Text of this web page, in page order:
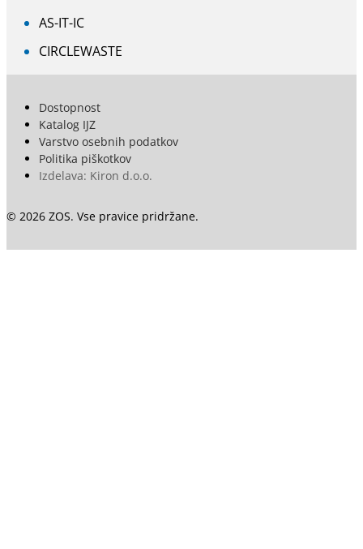
AS-IT-IC
CIRCLEWASTE
© 2026 ZOS. Vse pravice pridržane.
Dostopnost
Katalog IJZ
Varstvo osebnih podatkov
Politika piškotkov
Izdelava: Kiron d.o.o.